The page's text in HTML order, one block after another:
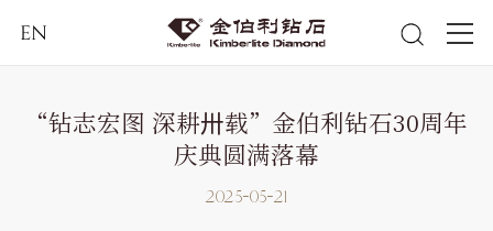
EN
“钻志宏图 深耕卅载”金伯利钻石30周年
庆典圆满落幕
2025-05-21